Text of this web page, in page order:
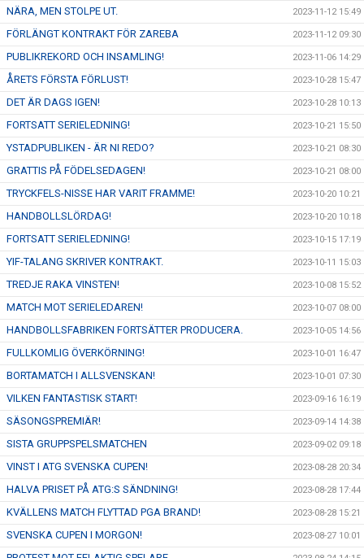
NÄRA, MEN STOLPE UT. 2023-11-12 15:49
FÖRLÄNGT KONTRAKT FÖR ZAREBA 2023-11-12 09:30
PUBLIKREKORD OCH INSAMLING! 2023-11-06 14:29
ÅRETS FÖRSTA FÖRLUST! 2023-10-28 15:47
DET ÄR DAGS IGEN! 2023-10-28 10:13
FORTSATT SERIELEDNING! 2023-10-21 15:50
YSTADPUBLIKEN - ÄR NI REDO? 2023-10-21 08:30
GRATTIS PÅ FÖDELSEDAGEN! 2023-10-21 08:00
TRYCKFELS-NISSE HAR VARIT FRAMME! 2023-10-20 10:21
HANDBOLLSLÖRDAG! 2023-10-20 10:18
FORTSATT SERIELEDNING! 2023-10-15 17:19
YIF-TALANG SKRIVER KONTRAKT. 2023-10-11 15:03
TREDJE RAKA VINSTEN! 2023-10-08 15:52
MATCH MOT SERIELEDAREN! 2023-10-07 08:00
HANDBOLLSFABRIKEN FORTSÄTTER PRODUCERA. 2023-10-05 14:56
FULLKOMLIG ÖVERKÖRNING! 2023-10-01 16:47
BORTAMATCH I ALLSVENSKAN! 2023-10-01 07:30
VILKEN FANTASTISK START! 2023-09-16 16:19
SÄSONGSPREMIÄR! 2023-09-14 14:38
SISTA GRUPPSPELSMATCHEN 2023-09-02 09:18
VINST I ATG SVENSKA CUPEN! 2023-08-28 20:34
HALVA PRISET PÅ ATG:S SÄNDNING! 2023-08-28 17:44
KVÄLLENS MATCH FLYTTAD PGA BRAND! 2023-08-28 15:21
SVENSKA CUPEN I MORGON! 2023-08-27 10:01